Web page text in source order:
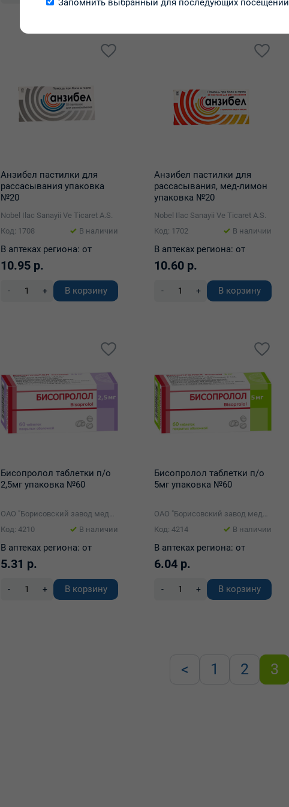
Анзибел пастилки для
рассасывания упаковка
№20
Nobel Ilac Sanayii Ve Ticaret A.S.
Код: 1708
В наличии
В аптеках региона: от
10.95 р.
- + В корзину
Анзибел пастилки для
рассасывания, мед-лимон
упаковка №20
Nobel Ilac Sanayii Ve Ticaret A.S.
Код: 1702
В наличии
В аптеках региона: от
10.60 р.
- + В корзину
Бисопролол таблетки п/о
2,5мг упаковка №60
Код: 4210
В наличии
В аптеках региона: от
5.31 р.
- + В корзину
Бисопролол таблетки п/о
5мг упаковка №60
Код: 4214
В наличии
В аптеках региона: от
6.04 р.
- + В корзину
< 1 2 3